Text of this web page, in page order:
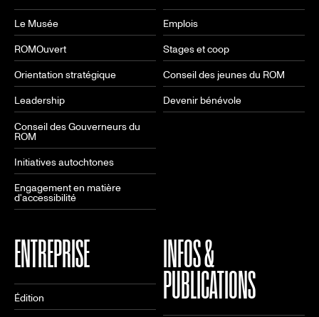
Le Musée
ROMOuvert
Orientation stratégique
Leadership
Conseil des Gouverneurs du
ROM
Initiatives autochtones
Engagement en matière
d'accessibilité
Emplois
Stages et coop
Conseil des jeunes du ROM
Devenir bénévole
ENTREPRISE
Édition
INFOS &
PUBLICATIONS